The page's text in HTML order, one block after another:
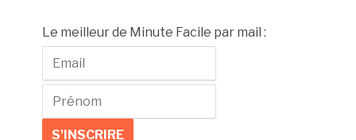
Le meilleur de Minute Facile par mail :